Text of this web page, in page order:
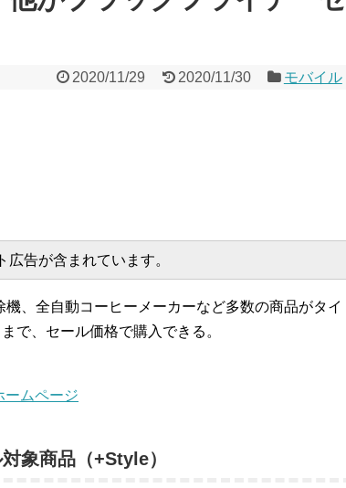
2020/11/29 2020/11/30 モバイル
告が含まれています。
、全自動コーヒーメーカーなど多数の商品がタイ
で、セール価格で購入できる。
ームページ
象商品（+Style）